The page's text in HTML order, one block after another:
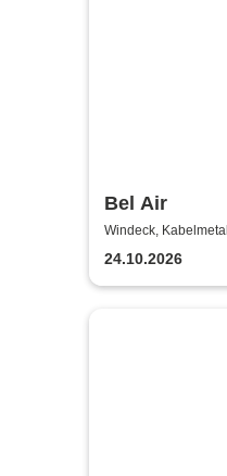
Bel Air
Windeck, Kabelmetal
24.10.2026